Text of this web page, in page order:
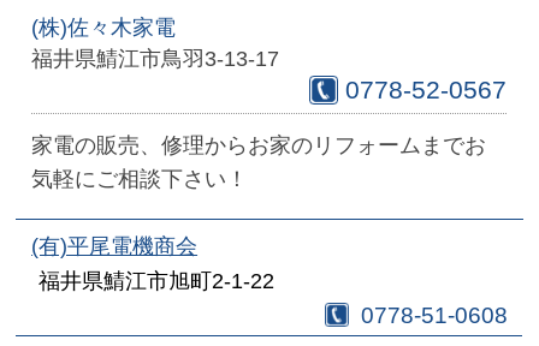
(株)佐々木家電
福井県鯖江市鳥羽3-13-17
0778-52-0567
家電の販売、修理からお家のリフォームまでお
気軽にご相談下さい！
(有)平尾電機商会
福井県鯖江市旭町2-1-22
0778-51-0608